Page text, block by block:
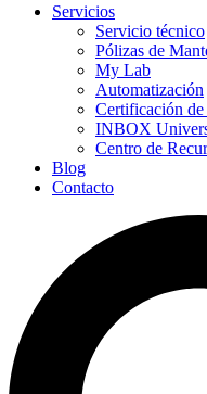
Servicios
Servicio técnico
Pólizas de
My Lab
Automatización
Certificación de
INBOX
Centro de
Blog
Contacto